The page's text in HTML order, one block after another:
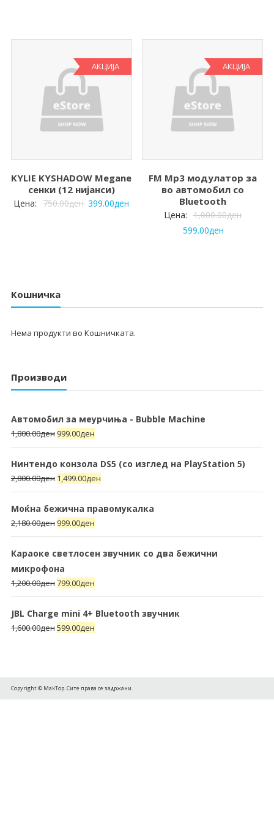
АКЦИЈА
KYLIE KYSHADOW Megane
сенки (12 нијанси)
Цена: 750.00ден 399.00ден
АКЦИЈА
FM Mp3 модулатор за
во автомобил со
Bluetooth
Цена: 1,000.00ден
599.00ден
Кошничка
Нема продукти во Кошничката.
Производи
Автомобил за меурчиња - Bubble Machine
1,800.00ден 999.00ден
Нинтендо конзола DS5 (со изглед на PlayStation 5)
2,800.00ден 1,499.00ден
Моќна бежична правомукалка
2,180.00ден 999.00ден
Караоке светлосен звучник со два бежични
микрофона
1,200.00ден799.00ден
JBL Charge mini 4+ Bluetooth звучник
1,600.00ден599.00ден
Copyright © MakTop. Сите права се задржани.